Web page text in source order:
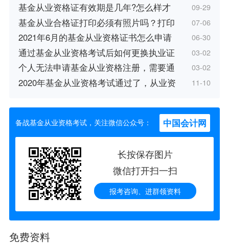
基金从业资格证有效期是几年?怎么样才 09-29
基金从业合格证打印必须有照片吗？打印 07-06
2021年6月的基金从业资格证书怎么申请 06-30
通过基金从业资格考试后如何更换执业证 03-02
个人无法申请基金从业资格注册，需要通 03-02
2020年基金从业资格考试通过了，从业资 11-10
备战基金从业资格考试，关注微信公众号： 中国会计网
长按保存图片
微信打开扫一扫
报考咨询、进群领资料
免费资料